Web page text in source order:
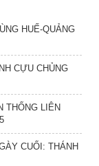
HUẾ-QUẢNG
CỰU CHỦNG
THỐNG LIÊN
CUỐI: THÁNH